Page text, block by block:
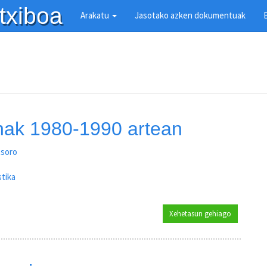
Arakatu Jasotako azken dokumentuak
1980-1990 artean
Xehetasun gehiago